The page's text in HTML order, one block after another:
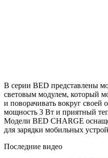
В серии BED представлены
световым модулем, который
и поворачивать вокруг
мощность 3 Вт и приятный
Модели BED CHARGE
для зарядки мобильных
Последние видео